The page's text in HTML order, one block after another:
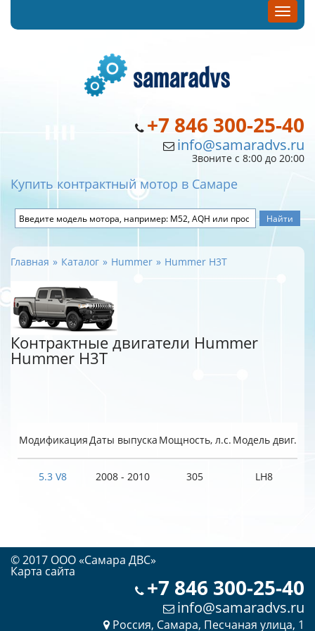
+7 846 300-25-40
info@samaradvs.ru
Звоните с 8:00 до 20:00
Купить контрактный мотор в Самаре
Главная Каталог Hummer Hummer H3T
Контрактные двигатели Hummer
Hummer H3T
МодификацияДаты выпуска Мощность, л.с. Модель двиг.
5.3 V8 2008 - 2010 305 LH8
© 2017 OOO «Самара ДВС»
Карта сайта
+7 846 300-25-40
info@samaradvs.ru
Россия, Самара, Песчаная улица, 1